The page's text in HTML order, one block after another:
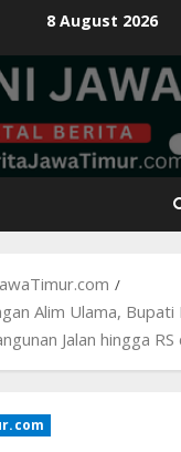
8 August 2026
Alim Ulama, Bupati
Jalan hingga